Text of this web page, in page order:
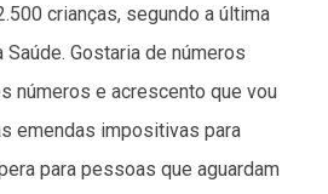
crianças, segundo a última
Gostaria de números
números e acrescento que vou
emendas impositivas para
para pessoas que aguardam